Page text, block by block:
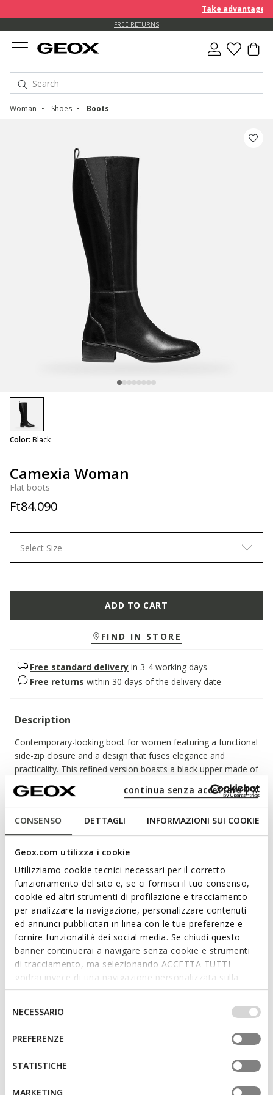
CONSENSO DETTAGLI INFORMAZIONI SUI COOKIE
Geox.com utilizza i cookie
Utilizziamo cookie tecnici necessari per il corretto
funzionamento del sito e, se ci fornisci il tuo consenso,
cookie ed altri strumenti di profilazione e tracciamento
per analizzare la navigazione, personalizzare contenuti
ed annunci pubblicitari in linea con le tue preferenze e
fornire funzionalità dei social media. Se chiudi questo
banner continuerai a navigare senza cookie e strumenti
di tracciamento, ma selezionando ACCETTA TUTTI
godrai invece di una navigazione personalizzata sulla
base dei tuoi gusti ed interessi. Selezionando
IMPOSTAZIONI potrai anche scegliere quali cookies ed
altri strumenti di tracciamento autorizzare. Per maggiori
informazioni o per modificare in qualsiasi momento le
tue impostazioni, visita la nostra
consenso
NECESSARIO
PREFERENZE
STATISTICHE
MARKETING
continua senza accettare | X
Take advantage of
FREE STANDARD DELIVERY FOR ORDERS OVER Ft 30.000
FREE RETURNS
Woman Shoes Boots
Camexia Woman
Flat boots
Ft84.090
Color: Black
selected
Select Size
ADD TO CART
FIND IN STORE
Free standard delivery in 3-4 working days
Free returns within 30 days of the delivery date
Description
Contemporary-looking boot for women featuring a functional
side-zip closure and a design that fuses elegance and
practicality. This refined version boasts a black upper made of
shiny leather that brings its pristine beauty to the fore and will
add a characterful touch to any look. Camexia the ideal way
to take on city days with style, and will effortlessly complete
both casual looks and more refined outfits.
ITEM CODE:D565EC000AAC9999
Read more
Features
Quick and easy to put on
Heel height: 4,5 cm / 1,8"
Elasticated panel on the upper for easy foot entry
The circumference of the boot shaft is 34 cm / 13.39"
as measured on a size 37 EU
The height of the boot shaft is 38.5 cm / 15.16" as